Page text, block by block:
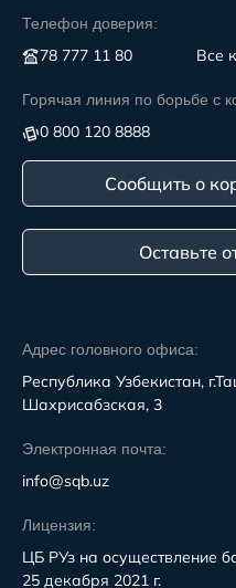
Адрес головного офиса:
Республика Узбекистан,
Шахрисабзская, 3
Электронная почта:
info@sqb.uz
Лицензия:
ЦБ РУз на осуществление
25 декабря 2021 г.
Телефон доверия:
78 777 11 80 Все
Горячая линия по борьбе с
0 800 120 8888
Сообщить о
Оставьте